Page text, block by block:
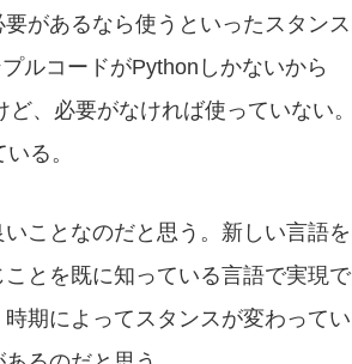
があるなら使うといったスタンス
ルコードがPythonしかないから
、必要がなければ使っていない。
る。
ことなのだと思う。新しい言語を
とを既に知っている言語で実現で
期によってスタンスが変わってい